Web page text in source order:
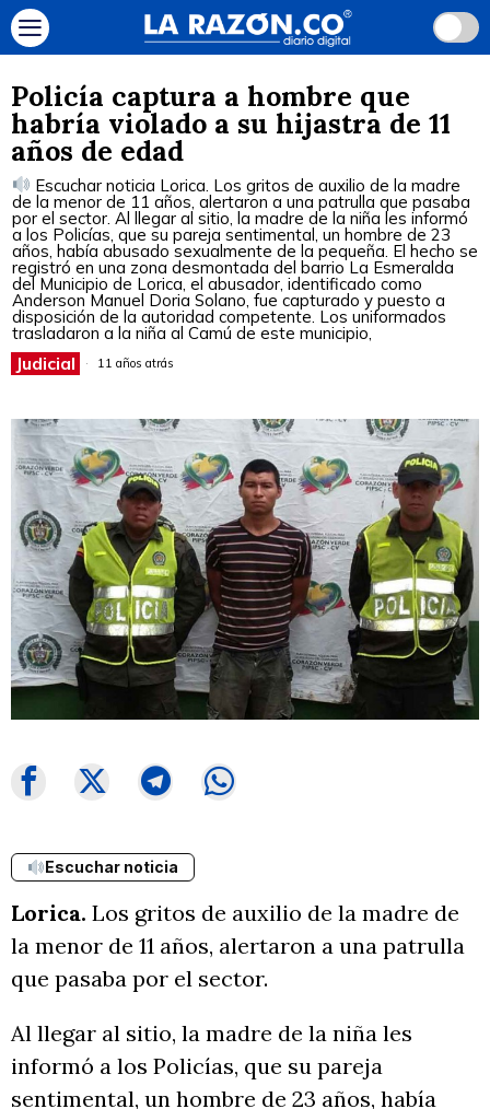
Policía captura a hombre que
habría violado a su hijastra de 11
años de edad
Escuchar noticia Lorica. Los gritos de auxilio de la madre
de la menor de 11 años, alertaron a una patrulla que pasaba
por el sector. Al llegar al sitio, la madre de la niña les informó
a los Policías, que su pareja sentimental, un hombre de 23
años, había abusado sexualmente de la pequeña. El hecho se
registró en una zona desmontada del barrio La Esmeralda
del Municipio de Lorica, el abusador, identificado como
Anderson Manuel Doria Solano, fue capturado y puesto a
disposición de la autoridad competente. Los uniformados
trasladaron a la niña al Camú de este municipio,
Judicial 11 años atrás
Escuchar noticia
Lorica. Los gritos de auxilio de la madre de
la menor de 11 años, alertaron a una patrulla
que pasaba por el sector.
Al llegar al sitio, la madre de la niña les
informó a los Policías, que su pareja
sentimental, un hombre de 23 años, había